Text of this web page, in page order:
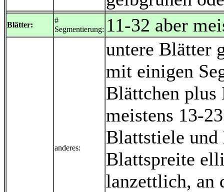
Blätter:
#
Segmentierung: 11-32 aber
anderes:
untere Blätter
mit einigen
Blättchen plus
meistens 13-
Blattstiele
Blattspreite
lanzettlich, an